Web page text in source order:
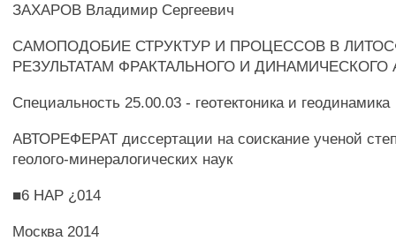
ЗАХАРОВ Владимир Сергеевич
САМОПОДОБИЕ СТРУКТУР И ПРОЦЕССОВ В
РЕЗУЛЬТАТАМ ФРАКТАЛЬНОГО И ДИНАМИЧЕСКОГО
Специальность 25.00.03 - геотектоника и геодинамика
АВТОРЕФЕРАТ диссертации на соискание ученой
геолого-минералогических наук
■6 НАР ¿014
Москва 2014